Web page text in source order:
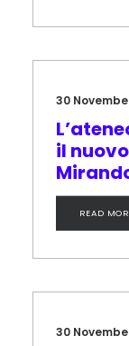
30
il
READ
30